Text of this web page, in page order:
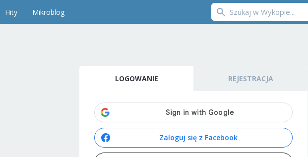
Hity Mikroblog
LOGOWANIE REJESTRACJA
Zaloguj się z Facebook